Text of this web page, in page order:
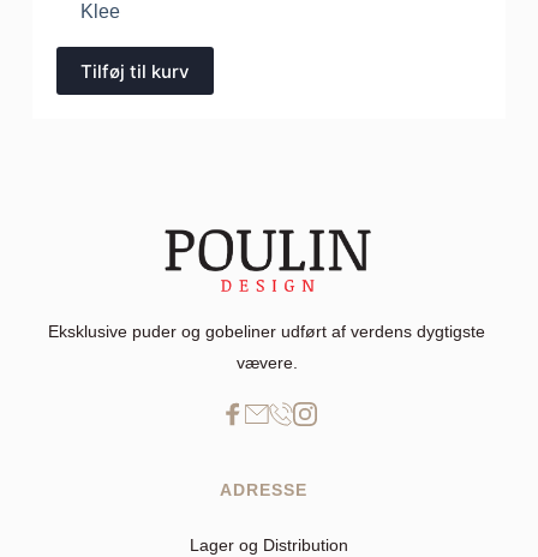
Klee
Tilføj til kurv
Eksklusive puder og gobeliner udført af verdens dygtigste
vævere.
ADRESSE
Lager og Distribution